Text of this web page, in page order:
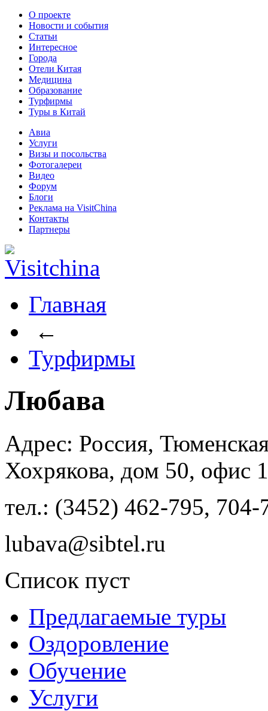
О проекте
Новости и события
Статьи
Интересное
Города
Отели Китая
Медицина
Образование
Турфирмы
Туры в Китай
Авиа
Услуги
Визы и посольства
Фотогалереи
Видео
Форум
Блоги
Реклама на VisitChina
Контакты
Партнеры
Главная
←
Турфирмы
Любава
Адрес: Россия,
Хохрякова, дом 50, офис
тел.: (3452) 462-795,
lubava@sibtel.ru
Список пуст
Предлагаемые туры
Оздоровление
Обучение
Услуги